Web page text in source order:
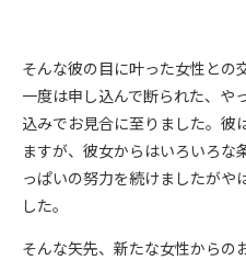
そんな彼の目に叶った女性との
一度は申し込んで断られた、や
込みでお見合に至りました。彼
ますが、彼女からはいろいろな
っぱいの努力を続けましたがや
した。
そんな矢先、新たな女性からの